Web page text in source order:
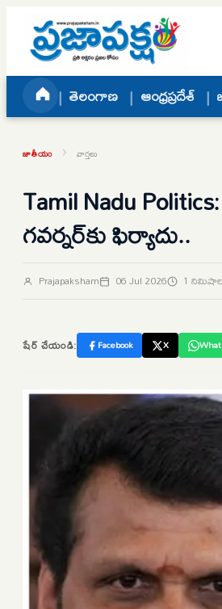
Skip to content
తెలంగాణ ఆంధ్రప్రదేశ్
జాతీయం › వార్తలు
Tamil Nadu
గవర్నర్‌కు ఫిర్యాదు..
Prajapaksham 06 Jul 2026 1
షేర్ చేయండి: Facebook X